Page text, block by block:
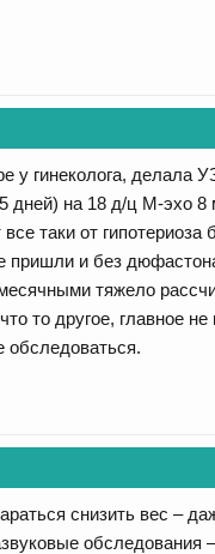
гинеколога, делала
дней) на 18 д/ц М-эхо
таки от
и без
тяжело
то другое, главное не
обследоваться.
снизить вес –
обследования